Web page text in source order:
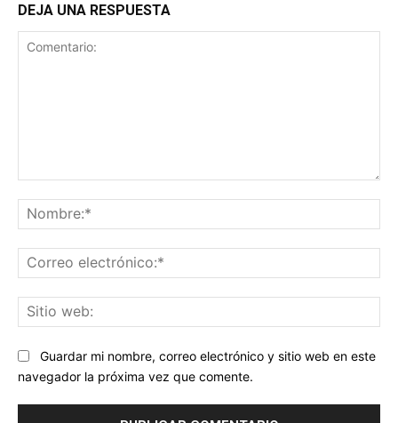
DEJA UNA RESPUESTA
Guardar mi nombre, correo electrónico y sitio web en este
navegador la próxima vez que comente.